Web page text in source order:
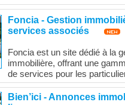
Foncia - Gestion
services associés
Foncia est un site dédié à la
immobilière, offrant une
de services pour les
Bien’ici - Annonces